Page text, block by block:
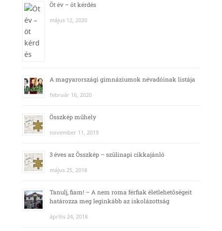
Öt év – öt kérdés
május 12, 2020
A magyarországi gimnáziumok névadóinak listája
február 16, 2020
Összkép műhely
november 11, 2019
3 éves az Összkép – szülinapi cikkajánló
május 25, 2018
Tanulj, fiam! – A nem roma férfiak életlehetőségeit
határozza meg leginkább az iskolázottság
április 24, 2018